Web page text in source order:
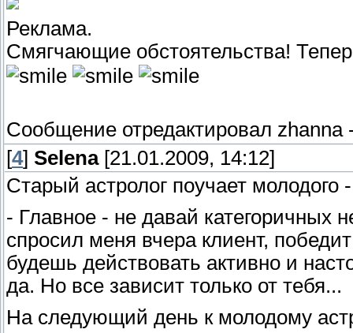
Реклама.
Смягчающие обстоятельства!
Сообщение отредактировал zhanna
[4] Selena[21.01.2009, 14:12]
Старый астролог поучает молодого -
- Главное - не давай категоричных
спросил меня вчера клиент,
будешь действовать активно и
да. Но все зависит только от тебя...
На следующий день к молодому